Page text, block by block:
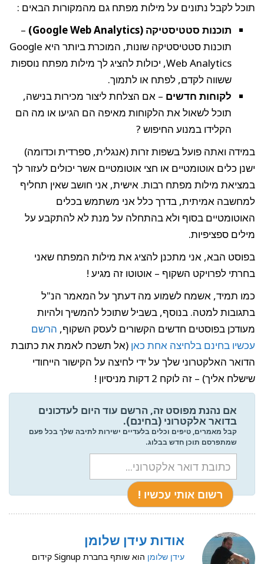
תוכל לקבל נתונים על מילות מפתח גם מהמקורות הבאים :
תוכנות סטטיסטיקה (Google Web Analytics)
–
תוכנות סטטיסטיקה שונות, המוכרת ביותר היא Google
Web Analytics, יכולות להציג לך מילות מפתח נוספות
ששווה לקדם, לפתח או לתמוך.
לקוחות חדשים – אם הצלחת ליצור מכירות בנישה,
תוכל לשאול את הלקוחות מאיפה הם הגיעו או מה הם
הקלידו במנוע החיפוש ?
במידה ואתה פועל בשפות זרות (אנגלית, ספרדית וכדומה)
ישנן כלים אוטומטיים או חצי אוטומטיים אשר יכולים לעזור לך
במציאת מילות מפתח רבות. אישית, אני חושב שאין תחליף
למחשבה אמיתית, בדרך כלל אני משתמש בכלים
האוטומטיים בסוף ולא בהתחלה על מנת לא להתקבע על
מילים ספציפיות.
בפוסט הבא, אני מתכנן להציג את מילות המפתח שאני
בחרתי לפרויקט השקוף – אוטוטו זה מגיע !
כמו תמיד, אשמח לשמוע מה דעתך על המאמר הנ"ל
בתגובות למטה. בנוסף, בשביל שתוכל להמשיך ולהיות
מעודכן בפוסטים חדשים הקשורים לעסק השקוף, הרשם
עכשיו בחינם בלחיצה אחת כאן (אל תשכח לאמת את כתובת
הדואר האלקטרוני שלך על ידי לחיצה על הקישור הייחודי
שישלח אליך) – זה לוקח 2 דקות מניסיון !
אם נהנת מפוסט זה, הרשם עוד היום לעדכונים
בדואר אלקטרוני (בחינם).
קבל מאמרים, טיפים וכלים בלעדיים ישירות לתיבה שלך בכל פעם
שמתפרסם תוכן חדש בבלוג.
אודות עידן שלומן
עידן שלומן הוא שותף בחברת Signup קידום